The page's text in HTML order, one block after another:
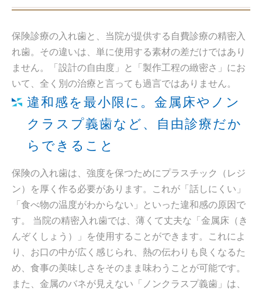
保険診療の入れ歯と、当院が提供する自費診療の精密入
れ歯。その違いは、単に使用する素材の差だけではあり
ません。「設計の自由度」と「製作工程の緻密さ」にお
いて、全く別の治療と言っても過言ではありません。
違和感を最小限に。金属床やノン
クラスプ義歯など、自由診療だか
らできること
保険の入れ歯は、強度を保つためにプラスチック（レジ
ン）を厚く作る必要があります。これが「話しにくい」
「食べ物の温度がわからない」といった違和感の原因で
す。 当院の精密入れ歯では、薄くて丈夫な「金属床（き
んぞくしょう）」を使用することができます。これによ
り、お口の中が広く感じられ、熱の伝わりも良くなるた
め、食事の美味しさをそのまま味わうことが可能です。
また、金属のバネが見えない「ノンクラスプ義歯」は、